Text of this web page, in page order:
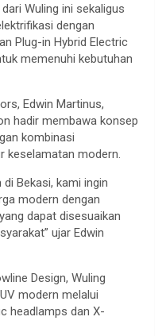
Wuling ini sekaligus
dengan
Plug-in Hybrid Electric
memenuhi kebutuhan
Edwin Martinus,
hadir membawa konsep
kombinasi
keselamatan modern.
di Bekasi, kami ingin
modern dengan
dapat disesuaikan
ujar Edwin
Design, Wuling
modern melalui
headlamps dan X-